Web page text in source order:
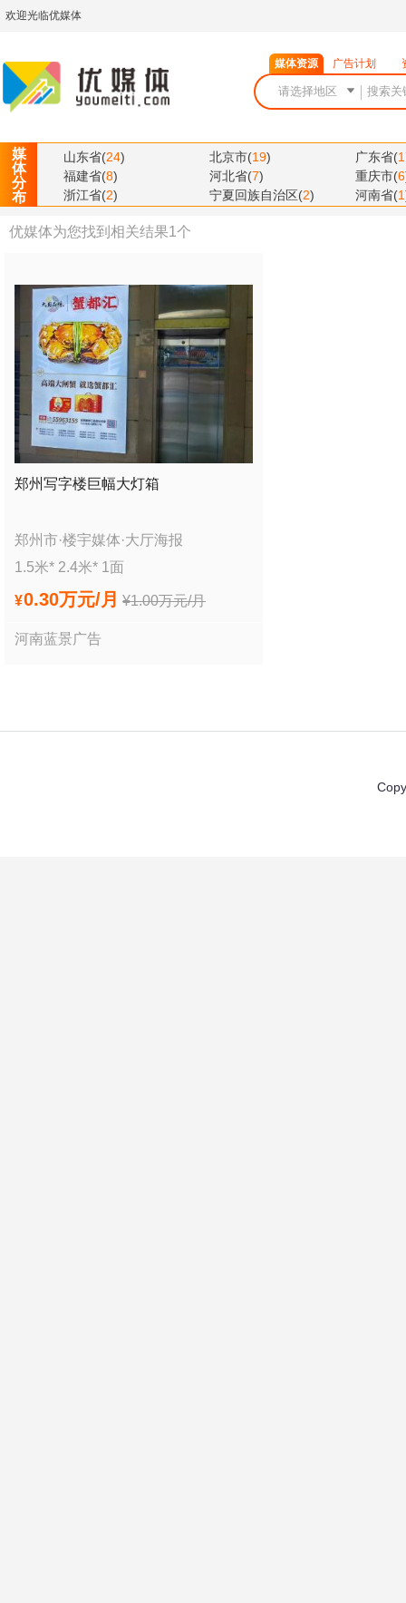
欢迎光临优媒体
媒体资源 广告计划
媒
体
分
布
山东省(24) 北京市(19) 广东省(
福建省(8) 河北省(7) 重庆市(6
浙江省(2) 宁夏回族自治区(2) 河南省(1
优媒体为您找到相关结果1 个
郑州写字楼巨幅大灯箱
郑州市·楼宇媒体·大厅海报
1.5米* 2.4米* 1 面
¥0.30万元/月 ¥1.00万元/月
河南蓝景广告